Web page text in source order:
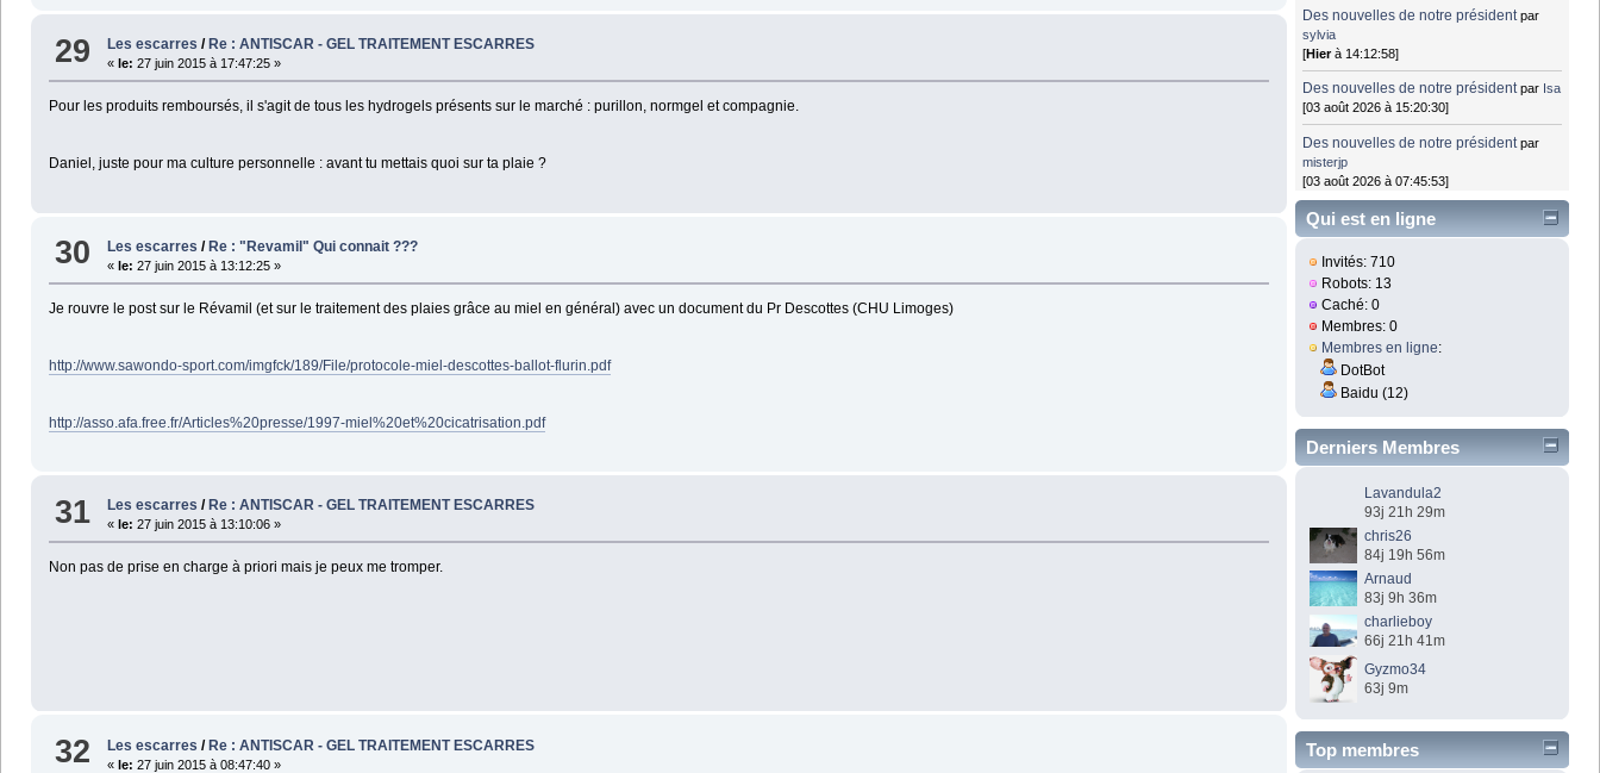
29 Les escarres / Re : ANTISCAR - GEL TRAITEMENT ESCARRES
« le: 27 juin 2015 à 17:47:25 »
Pour les produits remboursés, il s'agit de tous les hydrogels présents sur le marché : purillon, normgel et compagnie.
Daniel, juste pour ma culture personnelle : avant tu mettais quoi sur ta plaie ?
30 Les escarres /Re : "Revamil" Qui connait ???
«le: 27 juin 2015 à 13:12:25 »
Je rouvre le post sur le Révamil (et sur le traitement des plaies grâce au miel en général) avec un document du Pr Descottes (CHU Limoges)
http://www.sawondo-sport.com/imgfck/189/File/protocole-miel-descottes-ballot-flurin.pdf
http://asso.afa.free.fr/Articles%20presse/1997-miel%20et%20cicatrisation.pdf
31 Les escarres / Re : ANTISCAR - GEL TRAITEMENT ESCARRES
« le: 27 juin 2015 à 13:10:06 »
Non pas de prise en charge à priori mais je peux me tromper.
32 Les escarres /Re : ANTISCAR - GEL TRAITEMENT ESCARRES
«le: 27 juin 2015 à 08:47:40 »
Des nouvelles de notre président par
sylvia
[Hierà 14:12:58]
Des nouvelles de notre président par Isa
[03 août 2026 à 15:20:30]
Des nouvelles de notre président par
misterjp
[03 août 2026 à 07:45:53]
Qui est en ligne
Invités: 710
Robots: 13
Caché: 0
Membres: 0
Membres en ligne:
DotBot
Baidu (12)
Derniers Membres
Lavandula2
93j 21h 29m
chris26
84j 19h 56m
Arnaud
83j 9h 36m
charlieboy
66j 21h 41m
Gyzmo34
63j 9m
Top membres